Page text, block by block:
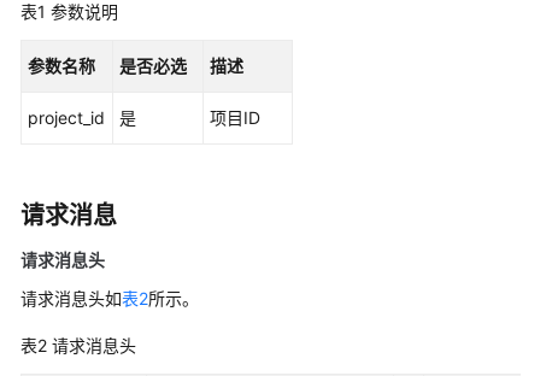
明
快
入
用
户
指
最
表1 参数说明
参数名称 是否必选 描述
project_id 是 项目ID
请求消息
请求消息头
请求消息头如表2所示。
表2 请求消息头